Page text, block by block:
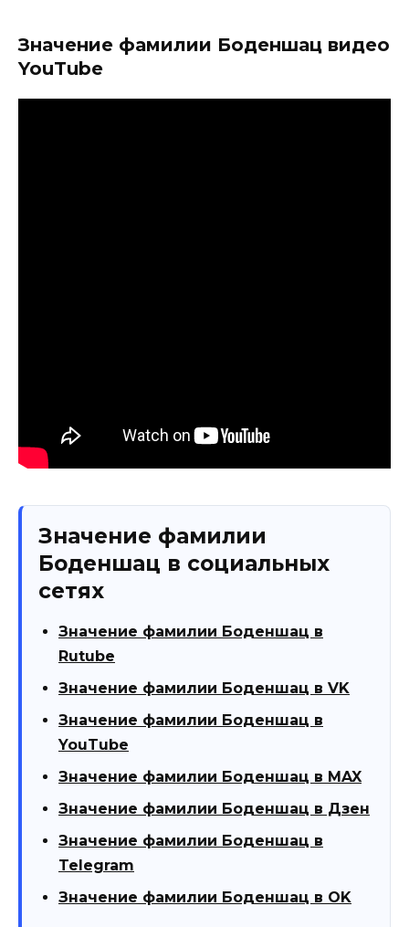
Значение фамилии Боденшац видео
YouTube
Значение фамилии
Боденшац в социальных
сетях
Значение фамилии Боденшац в
Rutube
Значение фамилии Боденшац в VK
Значение фамилии Боденшац в
YouTube
Значение фамилии Боденшац в MAX
Значение фамилии Боденшац в Дзен
Значение фамилии Боденшац в
Telegram
Значение фамилии Боденшац в OK